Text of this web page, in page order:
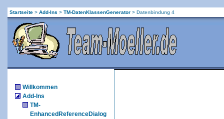
Startseite > Add-Ins > TM-DatenKlassenGenerator > Datenbindung 4
Willkommen
Add-Ins
TM-
EnhancedReferenceDialog